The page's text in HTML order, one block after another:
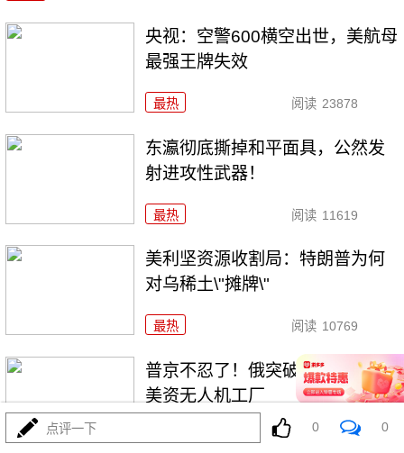
央视：空警600横空出世，美航母
最强王牌失效
最热 阅读 23878
东瀛彻底撕掉和平面具，公然发
射进攻性武器！
最热 阅读 11619
美利坚资源收割局：特朗普为何
对乌稀土\"摊牌\"
最热 阅读 10769
普京不忍了！俄突破禁忌，猛轰
美资无人机工厂
9105
点评一下 0 0